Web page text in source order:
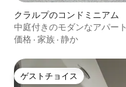
クラルプのコンドミニアム
中庭付きのモダンなアパート
価格 · 家族 · 静か
ゲストチョイス
ゲストチョイス